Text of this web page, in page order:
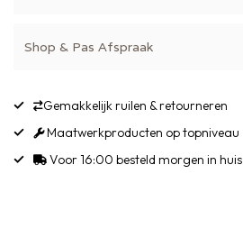
Shop & Pas Afspraak
Gemakkelijk ruilen & retourneren
Maatwerkproducten op topniveau
Voor 16:00 besteld morgen in huis